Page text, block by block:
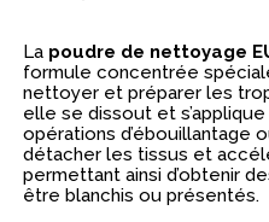
La poudre de nettoyage
formule concentrée
nettoyer et préparer les
elle se dissout et
opérations d’ébouillantage
détacher les tissus et
permettant ainsi d’obtenir
être blanchis ou présentés.